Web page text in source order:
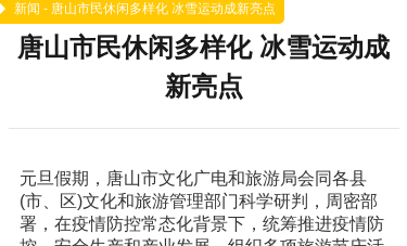
新闻 - 唐山市民休闲多样化 冰雪运动成新亮点
唐山市民休闲多样化 冰雪运动成
新亮点
元旦假期，唐山市文化广电和旅游局会同各县
(市、区)文化和旅游管理部门科学研判，周密部
署，在疫情防控常态化背景下，统筹推进疫情防